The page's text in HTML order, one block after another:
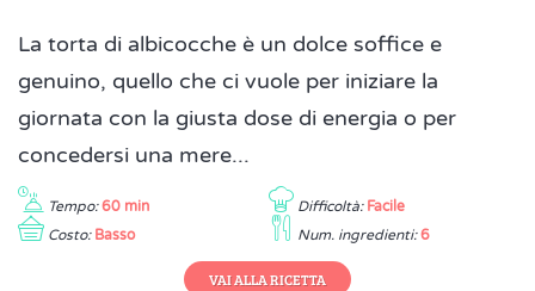
La torta di albicocche è un dolce soffice e
genuino, quello che ci vuole per iniziare la
giornata con la giusta dose di energia o per
concedersi una mere...
Tempo: 60 min Difficoltà: Facile
Costo: Basso Num. ingredienti: 6
VAI ALLA RICETTA